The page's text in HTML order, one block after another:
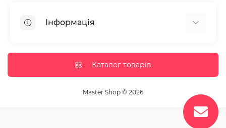
Парафінотерапія
Вії та брови
Дезінфекція та стерилізація
Пензлики і набори для макіяжу
Інформація
Доставка та оплата
Корисні статті
Каталог товарів
Master Shop © 2026